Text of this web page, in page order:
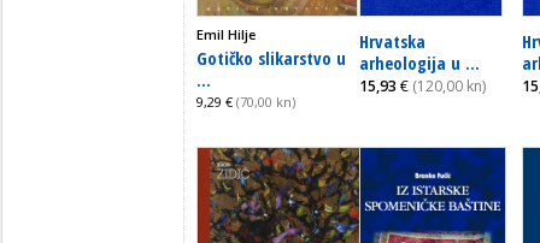
Emil Hilje
Gotičko slikarstvo u
...
9,29 € (70,00 kn)
Hrvatska
arheologija u ...
15,93 € (120,00 kn)